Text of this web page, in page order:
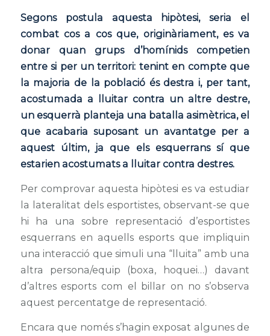
Segons postula aquesta hipòtesi, seria el
combat cos a cos que, originàriament, es va
donar quan grups d’homínids competien
entre si per un territori: tenint en compte que
la majoria de la població és destra i, per tant,
acostumada a lluitar contra un altre destre,
un esquerrà planteja una batalla asimètrica, el
que acabaria suposant un avantatge per a
aquest últim, ja que els esquerrans sí que
estarien acostumats a lluitar contra destres.
Per comprovar aquesta hipòtesi es va estudiar
la lateralitat dels esportistes, observant-se que
hi ha una sobre representació d’esportistes
esquerrans en aquells esports que impliquin
una interacció que simuli una “lluita” amb una
altra persona/equip (boxa, hoquei…) davant
d’altres esports com el billar on no s’observa
aquest percentatge de representació.
Encara que només s’hagin exposat algunes de